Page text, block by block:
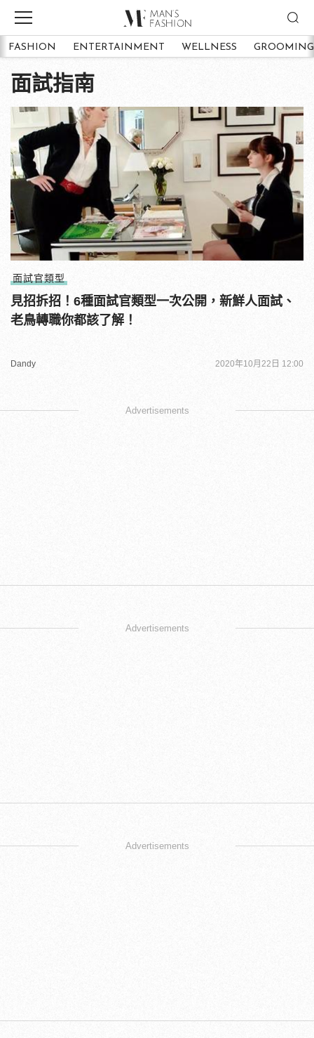
FASHION ENTERTAINMENT WELLNESS GROOMING
面試指南
面試官類型
見招拆招！6種面試官類型一次公開，新鮮人面試、
老鳥轉職你都該了解！
Dandy 2020年10月22日 12:00
Advertisements
Advertisements
Advertisements